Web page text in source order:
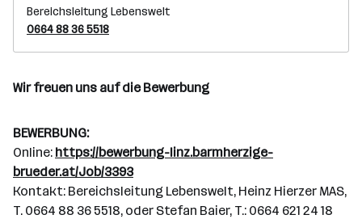
Bereichsleitung Lebenswelt
0664 88 36 5518
Wir freuen uns auf die Bewerbung
BEWERBUNG:
Online: https://bewerbung-linz.barmherzige-
brueder.at/Job/3393
Kontakt: Bereichsleitung Lebenswelt, Heinz Hierzer MAS,
T. 0664 88 36 5518, oder Stefan Baier, T.: 0664 621 24 18